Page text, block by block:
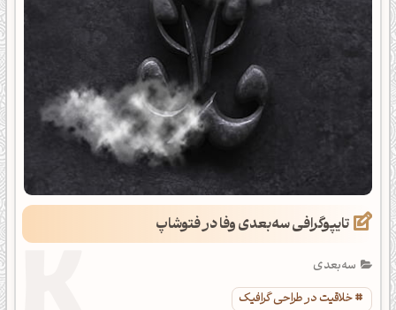
تایپوگرافی سه‌بعدی وفا در فتوشاپ
سه‌بعدی
خلاقیت در طراحی گرافیک